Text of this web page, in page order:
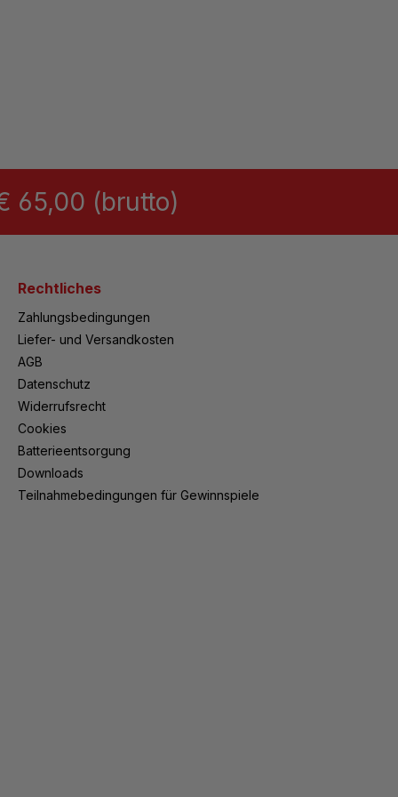
65,00 (brutto)
Rechtliches
Zahlungsbedingungen
Liefer- und Versandkosten
AGB
Datenschutz
Widerrufsrecht
Cookies
Batterieentsorgung
Downloads
Teilnahmebedingungen für Gewinnspiele